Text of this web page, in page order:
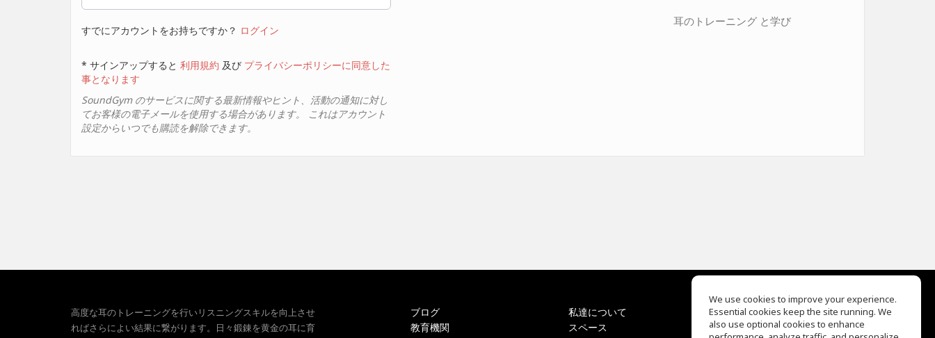
すでにアカウントをお持ちですか？ ログイン
* サインアップすると 利用規約 及び プライバシーポリシーに同意した
事となります
SoundGym のサービスに関する最新情報やヒント、活動の通知に対し
てお客様の電子メールを使用する場合があります。 これはアカウント
設定からいつでも購読を解除できます。
耳のトレーニング と学び
高度な耳のトレーニングを行いリスニングスキルを向上させ
ればさらによい結果に繋がります。日々鍛錬を黄金の耳に育
ブログ
教育機関
私達について
スペース
EQ Ear Training
Drum Machine
We use cookies to improve your experience.
Essential cookies keep the site running. We
also use optional cookies to enhance